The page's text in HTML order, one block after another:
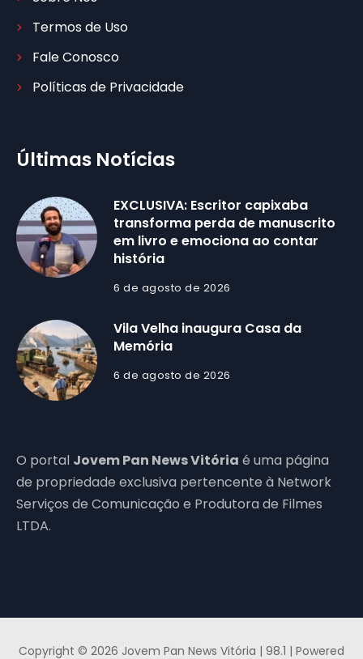
Termos de Uso
Fale Conosco
Políticas de Privacidade
Últimas Notícias
EXCLUSIVA: Escritor capixaba
transforma perda de manuscrito
em livro e emociona ao contar
história
6 de agosto de 2026
Vila Velha inaugura Casa da
Memória
6 de agosto de 2026
O portal Jovem Pan News Vitória é uma página
de propriedade exclusiva pertencente à Network
Serviços de Comunicação e Produtora de Filmes
LTDA.
Copyright © 2026 Jovem Pan News Vitória | 98.1 | Powered